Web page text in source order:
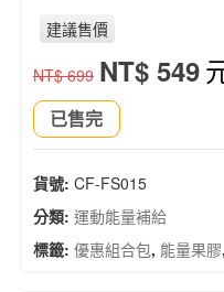
建議售價
NT$699
原
始
價
格：
NT$ 699。
NT$ 549
目
前
價
格：
NT$ 549。
已售完
貨號: CF-FS015
分類: 運動能量補給
標籤: 優惠組合包, 能量果膠,